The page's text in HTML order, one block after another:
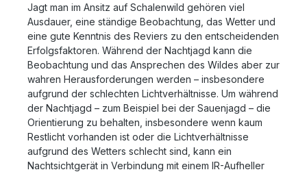
Jagt man im Ansitz auf Schalenwild gehören viel
Ausdauer, eine ständige Beobachtung, das Wetter und
eine gute Kenntnis des Reviers zu den entscheidenden
Erfolgsfaktoren. Während der Nachtjagd kann die
Beobachtung und das Ansprechen des Wildes aber zur
wahren Herausforderungen werden – insbesondere
aufgrund der schlechten Lichtverhältnisse. Um während
der Nachtjagd – zum Beispiel bei der Sauenjagd – die
Orientierung zu behalten, insbesondere wenn kaum
Restlicht vorhanden ist oder die Lichtverhältnisse
aufgrund des Wetters schlecht sind, kann ein
Nachtsichtgerät in Verbindung mit einem IR-Aufheller